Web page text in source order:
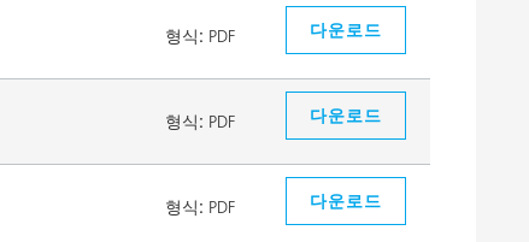
형식: PDF 다운로드
형식: PDF 다운로드
형식: PDF 다운로드